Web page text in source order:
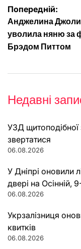
Навігація
записів
Попередній:
Анджелина Джоли
уволила няню за
Брэдом Питтом
Недавні
УЗД щитоподібної
звертатися
06.08.2026
У Дніпрі оновили
двері на Осінній,
06.08.2026
Укрзалізниця
квитків
06.08.2026